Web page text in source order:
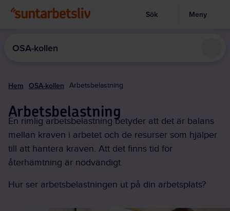
Visa sökruta
Sök Meny
OSA-kollen
Hem OSA-kollen Arbetsbelastning
Arbetsbelastning
En rimlig arbetsbelastning betyder att det är balans
mellan kraven i arbetet och de resurser som hjälper
till att hantera kraven. Att det finns tid för
återhämtning är nödvändigt.
Hur ser arbetsbelastningen ut på din arbetsplats?